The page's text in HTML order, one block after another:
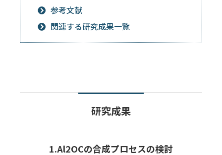
参考文献
関連する研究成果一覧
研究成果
1.Al2OCの合成プロセスの検討